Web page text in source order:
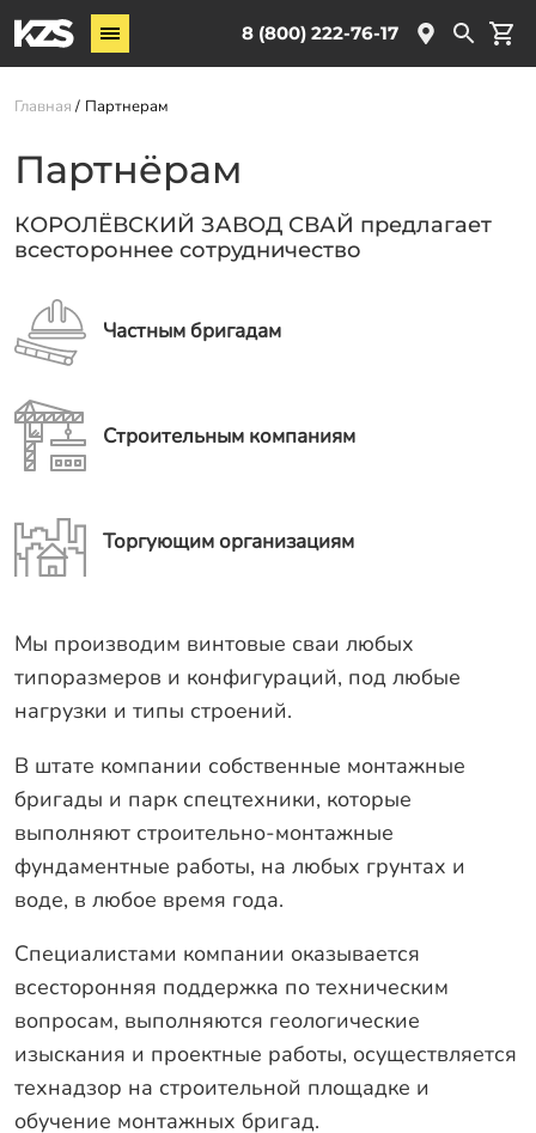
8 (800) 222-76-17
Винтовые сваи
Услуги
О компании
Новости
Партнёрам
Контакты
Доставка
Оплата
Отзывы
Гарантии
Заказать звонок
Главная Партнерам
Партнёрам
КОРОЛЁВСКИЙ ЗАВОД СВАЙ предлагает
всестороннее сотрудничество
Частным бригадам
Строительным компаниям
Торгующим организациям
Мы производим винтовые сваи любых
типоразмеров и конфигураций, под любые
нагрузки и типы строений.
В штате компании собственные монтажные
бригады и парк спецтехники, которые
выполняют строительно-монтажные
фундаментные работы, на любых грунтах и
воде, в любое время года.
Специалистами компании оказывается
всесторонняя поддержка по техническим
вопросам, выполняются геологические
изыскания и проектные работы, осуществляется
технадзор на строительной площадке и
обучение монтажных бригад.